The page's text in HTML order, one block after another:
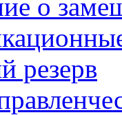
о
резерв